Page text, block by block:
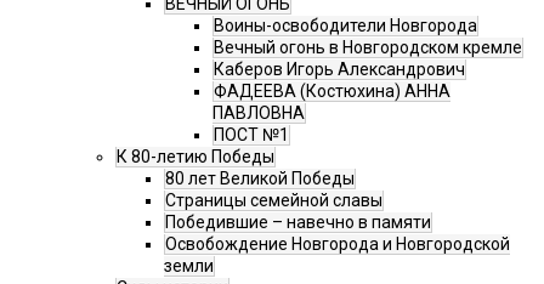
ВЕЧНЫЙ ОГОНЬ
Воины-освободители Новгорода
Вечный огонь в Новгородском кремле
Каберов Игорь Александрович
ФАДЕЕВА (Костюхина) АННА
ПАВЛОВНА
ПОСТ №1
К 80-летию Победы
80 лет Великой Победы
Страницы семейной славы
Победившие – навечно в памяти
Освобождение Новгорода и Новгородской
земли